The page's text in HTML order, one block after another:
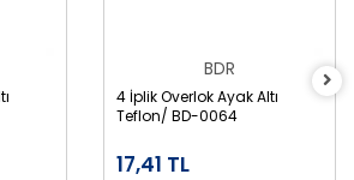
BDR
4 İplik Overlok Ayak Altı
Teflon/ BD-0064
17,41 TL